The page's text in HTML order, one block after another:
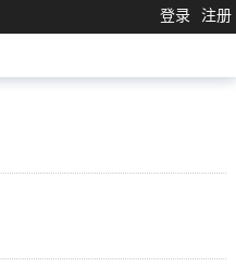
登录 注册